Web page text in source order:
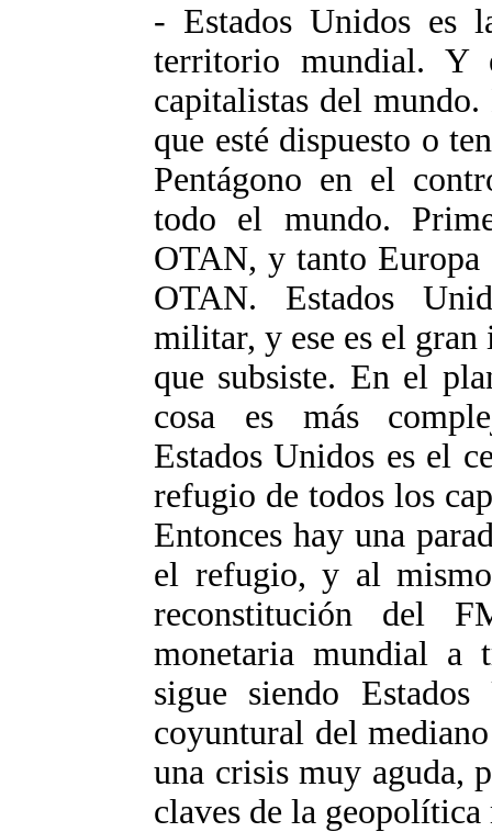
- Estados Unidos es
territorio mundial. Y
capitalistas del
que esté dispuesto o
Pentágono en el
todo el mundo.
OTAN, y tanto Europa
OTAN. Estados
militar, y ese es el
que subsiste. En el
cosa es más
Estados Unidos es el
refugio de todos los
Entonces hay una
el refugio, y al
reconstitución del
monetaria mundial a
sigue siendo
coyuntural del
una crisis muy aguda,
claves de la